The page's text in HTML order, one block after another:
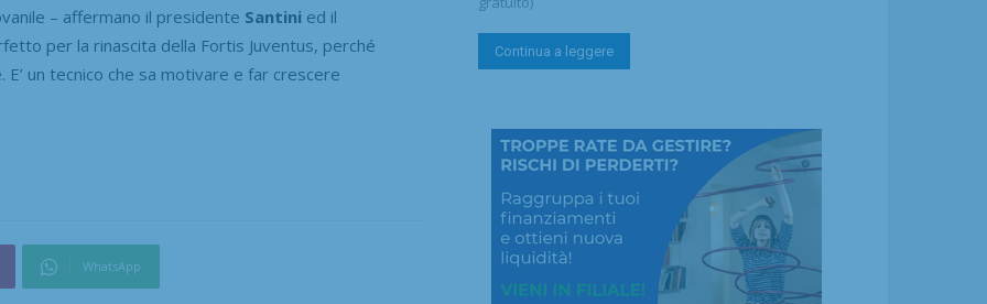
– affermano il presidente Santini ed il
per la rinascita della Fortis Juventus, perché
un tecnico che sa motivare e far crescere
WhatsApp
Continua a leggere